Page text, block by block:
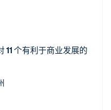
2026
AI 构建经济基础设施。
11 个有利于商业发展的